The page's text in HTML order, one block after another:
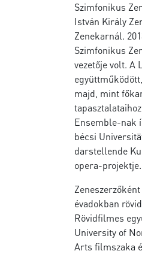
Szimfonikus
István Király
Zenekarnál.
Szimfonikus
vezetője volt. A
majd, mint
Ensemble-nak
bécsi
darstellende
opera-projektje.
évadokban
Rövidfilmes
University of
Arts filmszaka